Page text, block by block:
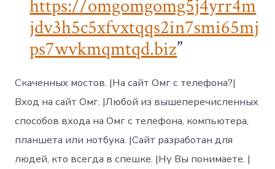
https://omgomgomg5j4yrr4m
jdv3h5c5xfvxtqqs2in7smi65mj
ps7wvkmqmtqd.biz
Скаченных мостов. |На сайт Омг с телефона?|
Вход на сайт Омг. |Любой из вышеперечисленных
способов входа на Омг с телефона, компьютера,
планшета или нотбука. |Сайт разработан для
людей, кто всегда в спешке. |Ну Вы понимаете. |